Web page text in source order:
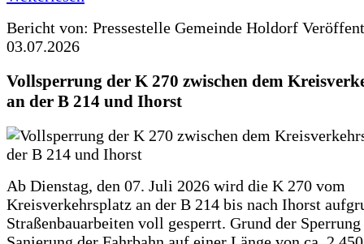
Bericht von: Pressestelle Gemeinde Holdorf
03.07.2026
Vollsperrung der K 270 zwischen dem
an der B 214 und Ihorst
Ab Dienstag, den 07. Juli 2026 wird die K 270 vom
Kreisverkehrsplatz an der B 214 bis nach Ihorst
Straßenbauarbeiten voll gesperrt. Grund der